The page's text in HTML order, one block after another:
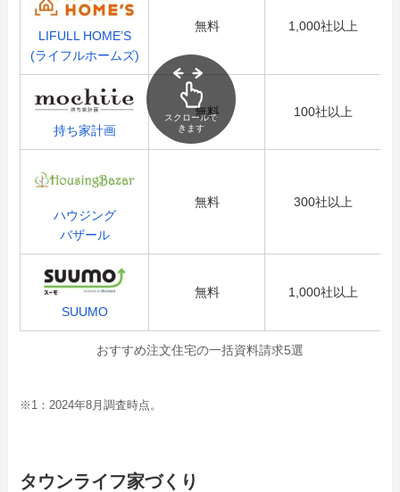
LIFULL HOME’S
(ライフルホームズ)
無料 1,000社以上
持ち家計画
無料 100社以上
ハウジング
バザール
無料 300社以上
SUUMO
無料 1,000社以上
スクロールで
きます
おすすめ注文住宅の一括資料請求5選
※1：2024年8月調査時点。
タウンライフ家づくり